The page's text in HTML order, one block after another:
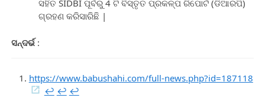
ସହିତ SIDBI ପୂର୍ବରୁ 4 ଟି ବିସ୍ତୃତ ପ୍ରକଳ୍ପ ରିପୋର୍ଟ (ଡିଆରପି)
ଗ୍ରହଣ କରିସାରିଛି |
ସନ୍ଦର୍ଭ:
https://www.babushahi.com/full-news.php?id=187118
↩︎ ↩︎ ↩︎